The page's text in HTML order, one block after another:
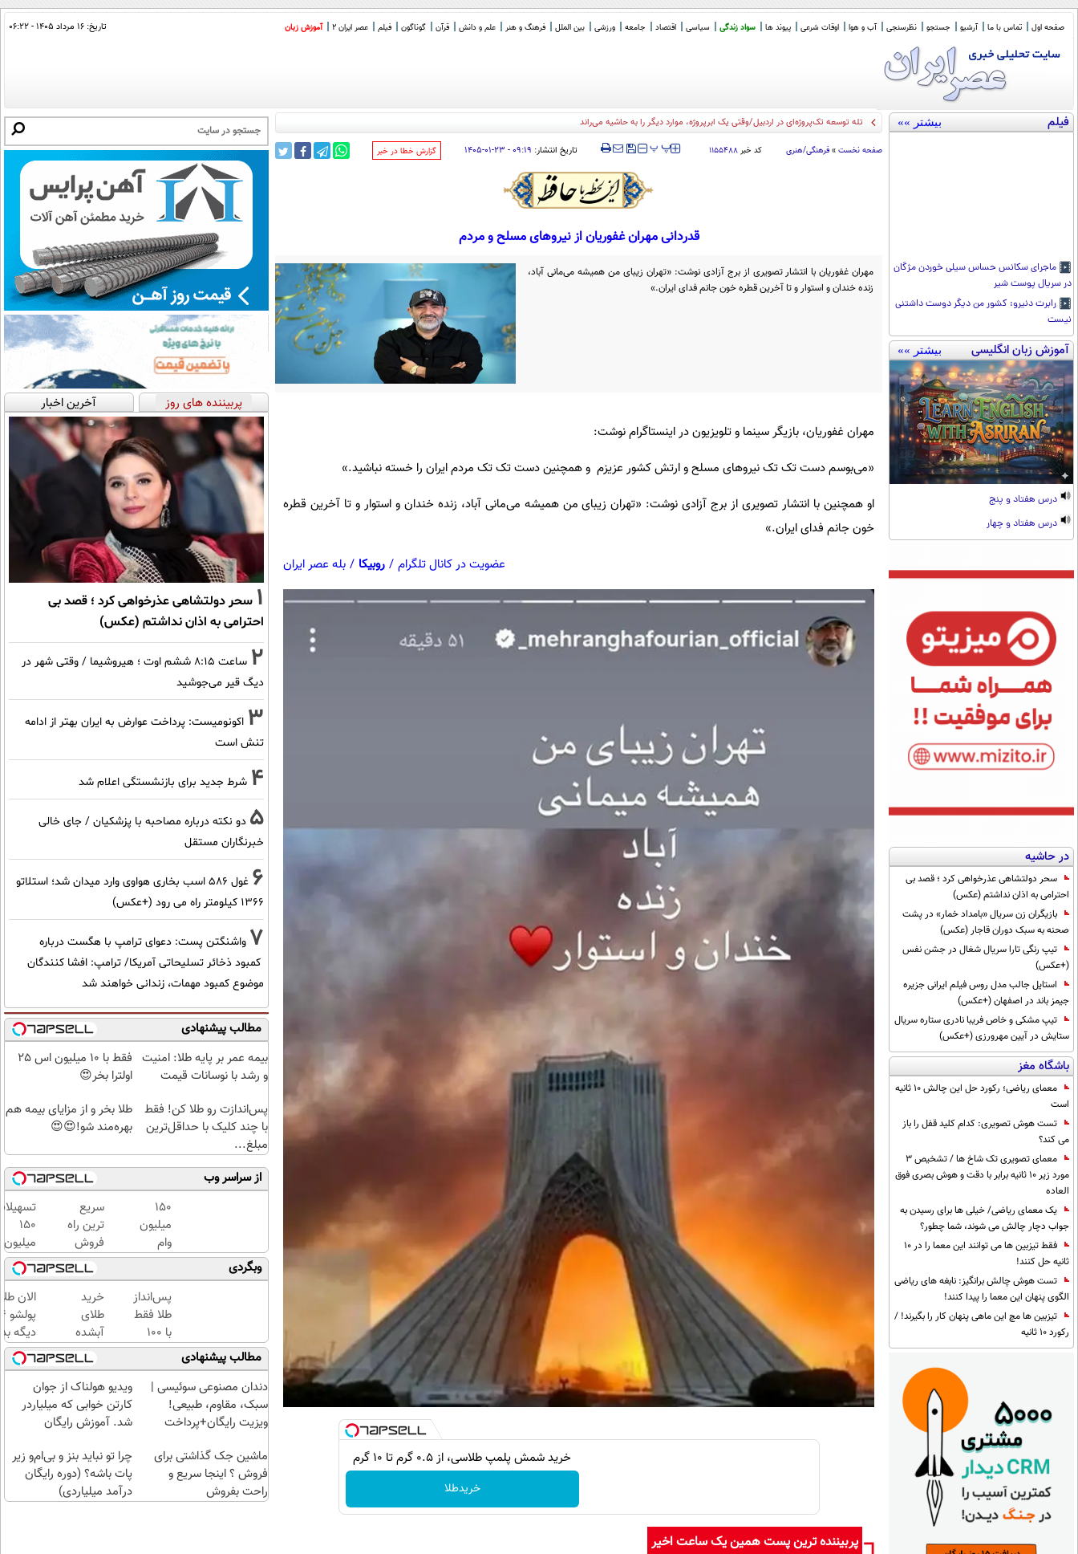
صفحه اول تماس با ما آرشیو جستجو نظرسنجی آب و هوا اوقات شرعی پیوند ها سواد زندگی سیاسی اقتصاد جامعه ورزشی بین الملل فرهنگ و هنر علم و دانش قرآن گوناگون فیلم عصر ایران 2 آموزش زبان تاریخ: ۱۶ مرداد ۱۴۰۵ - ۰۶:۲۲
فیلم بیشتر »»
ماجرای سکانس حساس سیلی خوردن مژگان
در سریال پوست شیر
رابرت دنیرو: کشور من دیگر دوست داشتنی
نیست
آموزش زبان انگلیسی بیشتر »»
درس هفتاد و پنج
درس هفتاد و چهار
در حاشیه
سحر دولتشاهی عذرخواهی کرد ؛ قصد بی
احترامی به اذان نداشتم (عکس)
بازیگران زن سریال «بامداد خمار» در پشت
صحنه به سبک دوران قاجار (عکس)
تیپ رنگی تارا سریال شغال در جشن نفس
(+عکس)
استایل جالب مدل روس فیلم ایرانی جزیره
جیمز باند در اصفهان (+عکس)
تیپ مشکی و خاص فریبا نادری ستاره سریال
ستایش در آیین مهرورزی (+عکس)
باشگاه مغز
معمای ریاضی؛ رکورد حل این چالش 10 ثانیه
است
تست هوش تصویری: کدام کلید قفل را باز
می کند؟
معمای تصویری تک شاخ ها / تشخیص 3
مورد زیر 10 ثانیه برابر با دقت و هوش بصری فوق
العاده
یک معمای ریاضی/ خیلی ها برای رسیدن به
جواب دچار چالش می شوند، شما چطور؟
فقط تیزبین ها می توانند این معما را در 10
ثانیه حل کنند!
تست هوش چالش برانگیز: نابغه های ریاضی
الگوی پنهان این معما را پیدا کنند!
تیزبین ها مچ این ماهی پنهان کار را بگیرند! /
رکورد 10 ثانیه
تله توسعه تک‌پروژه‌ای در اردبیل/وقتی یک ابرپروژه، موارد دیگر را به حاشیه می‌راند
صفحه نخست » فرهنگی/هنری کد خبر ۱۱۵۵۴۸۸ ‍‍‍ پ پ تاریخ انتشار: ۰۹:۱۹ - ۲۳-۰۱-۱۴۰۵ ‌گزارش خطا در خبر
قدردانی مهران غفوریان از نیروهای مسلح و مردم
مهران غفوریان با انتشار تصویری از برج آزادی نوشت: «تهران زیبای من همیشه می‌مانی آباد،
زنده خندان و استوار و تا آخرین قطره خون جانم فدای ایران.»
مهران غفوریان، بازیگر سینما و تلویزیون در اینستاگرام نوشت:
«می‌بوسم دست تک تک نیروهای مسلح و ارتش کشور عزیزم و همچنین دست تک تک مردم ایران را خسته نباشید.»
او همچنین با انتشار تصویری از برج آزادی نوشت: «تهران زیبای من همیشه می‌مانی آباد، زنده خندان و استوار و تا آخرین قطره
خون جانم فدای ایران.»
عضویت در کانال تلگرام / روبیکا / بله عصر ایران
خرید شمش پلمپ طلاسی، از ۰.۵ گرم تا ۱۰ گرم
خریدطلا
پربیننده ترین پست همین یک ساعت اخیر
پربیننده های روز آخرین اخبار
1 سحر دولتشاهی عذرخواهی کرد ؛ قصد بی
احترامی به اذان نداشتم (عکس)
2
ساعت ۸:۱۵ ششم اوت ؛ هیروشیما / وقتی شهر در
دیگ قیر می‌جوشید
3 اکونومیست: پرداخت عوارض به ایران بهتر از ادامه
تنش است
4 شرط جدید برای بازنشستگی اعلام شد
5 دو نکته درباره مصاحبه با پزشکیان / جای خالی
خبرنگاران مستقل
6
غول 586 اسب بخاری هواوی وارد میدان شد؛ استلاتو
1366 کیلومتر راه می رود (+عکس)
7 واشنگتن پست: دعوای ترامپ با هگست درباره
کمبود ذخائر تسلیحاتی آمریکا/ ترامپ: افشا کنندگان
موضوع کمبود مهمات، زندانی خواهند شد
مطالب پیشنهادی
بیمه عمر بر پایه طلا: امنیت
و رشد با نوسانات قیمت
فقط با 10 میلیون اس 25
اولترا بخر😍
پس‌اندازت رو طلا کن! فقط
با چند کلیک با حداقل‌ترین
مبلغ...
طلا بخر و از مزایای بیمه هم
بهره‌مند شو!😍😍
از سراسر وب
150
میلیون
وام
بگیر،
طلای
آب
شده و
زینتی
بخر
سریع
ترین راه
فروش
خودرو
اینجاست
✅
۱۵۰
میلیون
تومان؛
بدون
ضامن و
دوساله
وبگردی
پس‌انداز
طلا فقط
با ۱۰۰
هزارتومان
(امن و
راحت)
خرید
طلای
آبشده
حتی با
۱۰۰هزارتومان
الان
دیگه
طلا با
بی‌بهره
مطالب پیشنهادی
دندان مصنوعی سوئیسی |
سبک، مقاوم، طبیعی!
ویزیت رایگان+پرداخت
ویدیو هولناک از جوان
کارتن خوابی که میلیاردر
شد. آموزش رایگان
ماشین جک گذاشتی برای
فروش ؟ اینجا سریع و
راحت بفروش
چرا تو نباید بنز و بی‌ام‌و زیر
پات باشه؟ (دوره رایگان
درآمد میلیاردی)